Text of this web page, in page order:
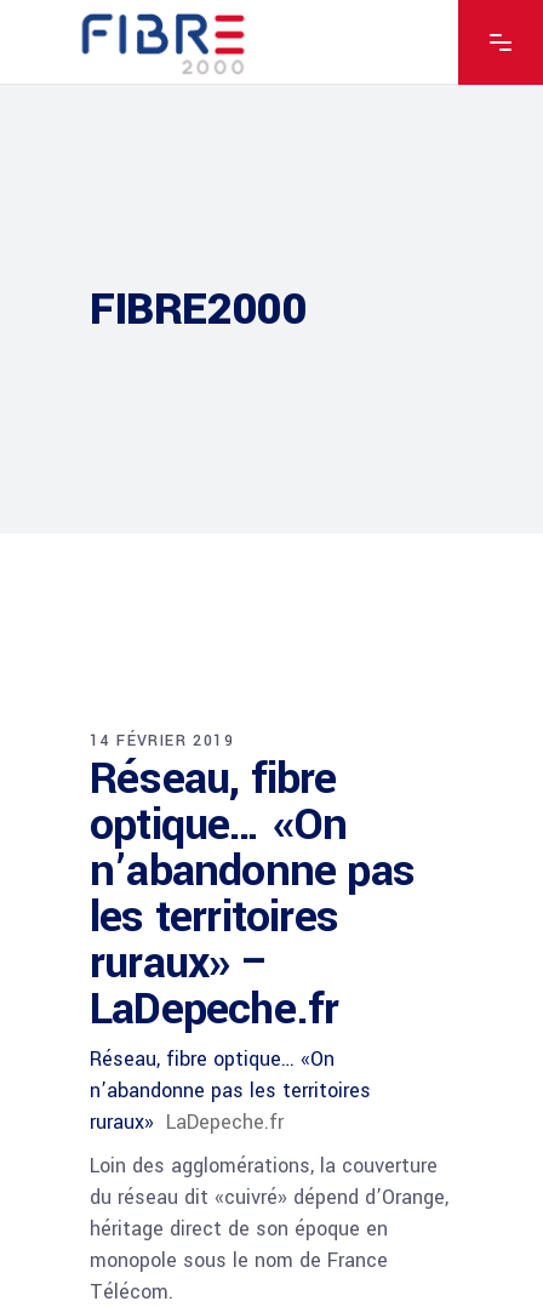
FIBRE2000
14 FÉVRIER 2019
Réseau, fibre
optique… «On
n’abandonne pas
les territoires
ruraux» –
LaDepeche.fr
Réseau, fibre optique… «On
n’abandonne pas les territoires
ruraux» LaDepeche.fr
Loin des agglomérations, la couverture
du réseau dit «cuivré» dépend d’Orange,
héritage direct de son époque en
monopole sous le nom de France
Télécom.